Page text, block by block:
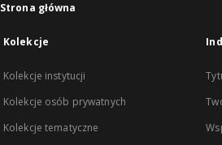
Strona główna
Kolekcje
Kolekcje instytucji
Kolekcje osób prywatnych
Kolekcje tematyczne